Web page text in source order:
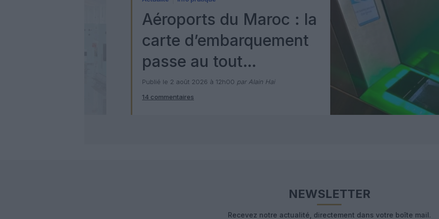
Aéroports du Maroc : la
carte d’embarquement
passe au tout
numérique avec Pax
Check
Publié le 2 août 2026 à 12h00 par Alain Hai
14 commentaires
NEWSLETTER
Recevez notre actualité, directement dans votre boîte mail.